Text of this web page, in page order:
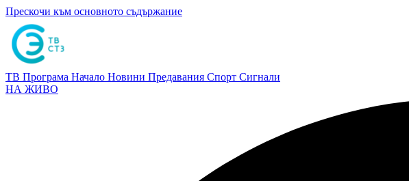
Прескочи към основното съдържание
ТВ Програма Начало Новини Предавания Спорт Сигнали
НА ЖИВО